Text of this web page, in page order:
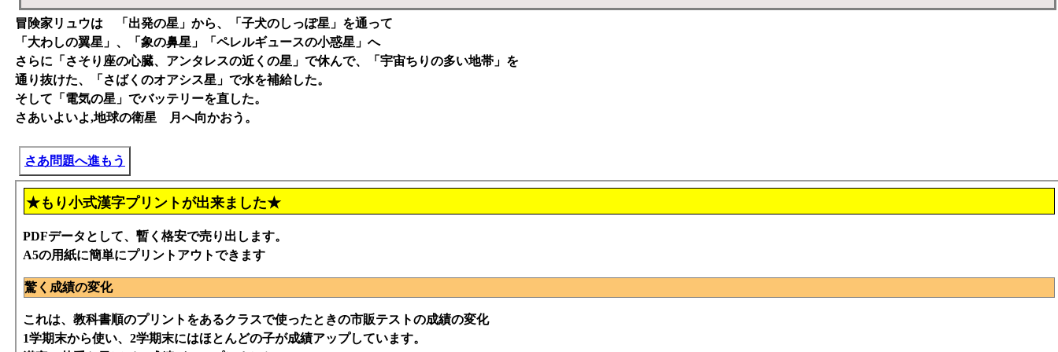
冒険家リュウは 「出発の星」から、「子犬のしっぽ星」を通って
「大わしの翼星」、「象の鼻星」「ペレルギュースの小惑星」へ
さらに「さそり座の心臓、アンタレスの近くの星」で休んで、「宇宙ちりの多い地帯」を
通り抜けた、「さばくのオアシス星」で水を補給した。
そして「電気の星」でバッテリーを直した。
さあいよいよ,地球の衛星 月へ向かおう。
さあ問題へ進もう